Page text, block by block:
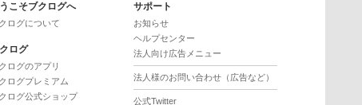
こそブクログへ
ログについて
ログ
ログのアプリ
ログプレミアム
ログ公式ショップ
サポート
お知らせ
ヘルプセンター
法人向け広告メニュー
法人様のお問い合わせ（広告など）
公式Twitter